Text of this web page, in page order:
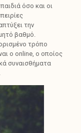
όσο και οι
την
βαθμό.
τρόπο
ο online, ο οποίος
συναισθήματα